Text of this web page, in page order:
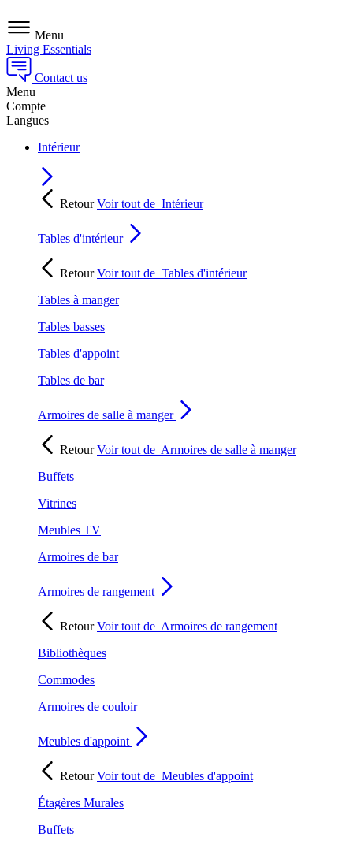
Menu
Living Essentials
Contact us
Menu
Compte
Langues
Intérieur
RetourVoir tout de Intérieur
Tables d'intérieur
RetourVoir tout de Tables d'intérieur
Tables à manger
Tables basses
Tables d'appoint
Tables de bar
Armoires de salle à manger
RetourVoir tout de Armoires de salle à manger
Buffets
Vitrines
Meubles TV
Armoires de bar
Armoires de rangement
RetourVoir tout de Armoires de rangement
Bibliothèques
Commodes
Armoires de couloir
Meubles d'appoint
RetourVoir tout de Meubles d'appoint
Étagères Murales
Buffets